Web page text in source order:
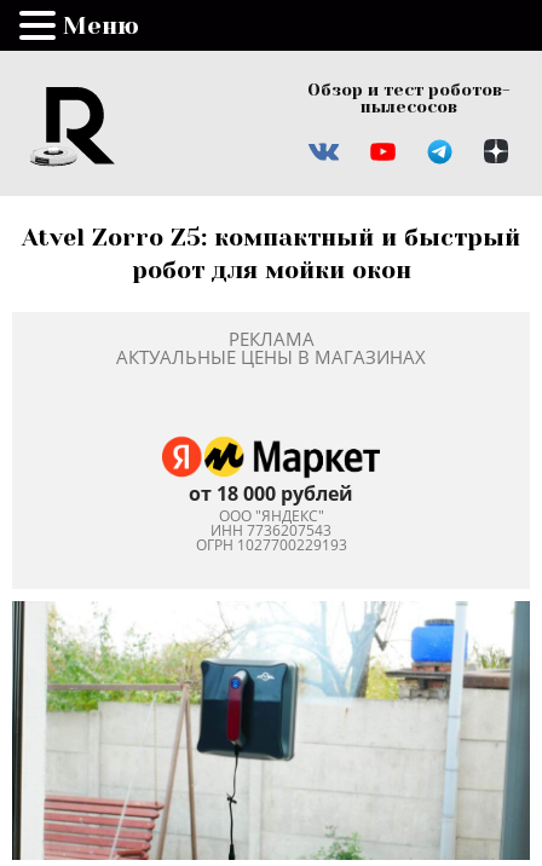
Обзор и тест роботов-
пылесосов
Atvel Zorro Z5: компактный и быстрый
робот для мойки окон
РЕКЛАМА
АКТУАЛЬНЫЕ ЦЕНЫ В МАГАЗИНАХ
от 18 000 рублей
ООО "ЯНДЕКС"
ИНН 7736207543
ОГРН 1027700229193
Меню